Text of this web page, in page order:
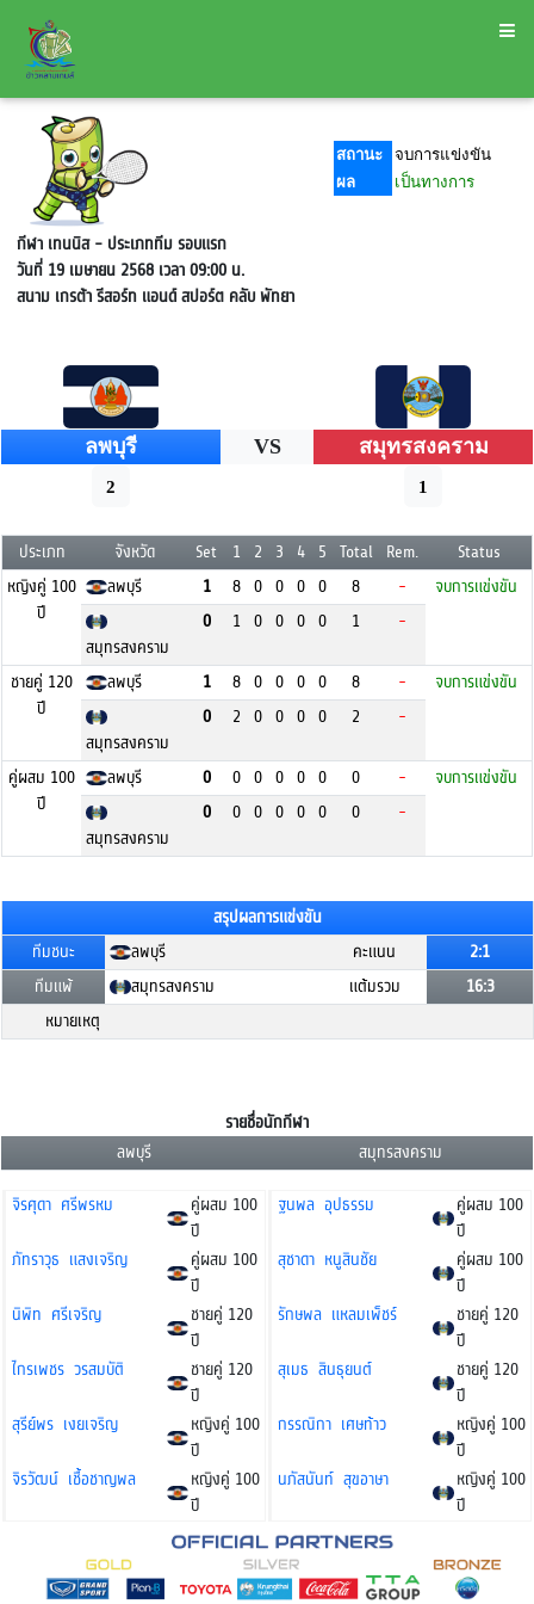
สถานะ
จบการแข่งขัน
ผล
เป็นทางการ
กีฬา เทนนิส - ประเภททีมรอบแรก
วันที่ 19 เมษายน 2568 เวลา 09:00 น.
สนาม เกรต้า รีสอร์ท แอนด์ สปอร์ต คลับ พัทยา
ลพบุรี VS สมุทรสงคราม
2 1
ประเภท จังหวัด Set 1 2 3 4 5 Total Rem.
Status
หญิงคู่ 100
ปี
ลพบุรี 1 8 0 0 0 0 8 - จบการแข่งขัน
สมุทรสงคราม
0 1 0 0 0 0 1 -
ชายคู่ 120
ปี
ลพบุรี 1 8 0 0 0 0 8 - จบการแข่งขัน
สมุทรสงคราม
0 2 0 0 0 0 2 -
คู่ผสม 100
ปี
ลพบุรี 0 0 0 0 0 0 0 - จบการแข่งขัน
สมุทรสงคราม
0 0 0 0 0 0 0 -
สรุปผลการแข่งขัน
ทีมชนะ
ลพบุรี คะแนน
2:1
ทีมแพ้
สมุทรสงคราม แต้มรวม
16:3
หมายเหตุ
รายชื่อนักกีฬา
ลพบุรี
สมุทรสงคราม
จิรศุดา ศรีพรหม
คู่ผสม 100
ปี
ภัทราวุธ แสงเจริญ
คู่ผสม 100
ปี
นิพิท ศรีเจริญ
ชายคู่ 120
ปี
ไกรเพชร วรสมบัติ
ชายคู่ 120
ปี
สุรีย์พร เงยเจริญ
หญิงคู่ 100
ปี
จิรวัฒน์ เชื้อชาญพล
หญิงคู่ 100
ปี
ฐนพล อุปธรรม
คู่ผสม 100
ปี
สุชาดา หนูสินชัย
คู่ผสม 100
ปี
รักษพล แหลมเพ็ชร์
ชายคู่ 120
ปี
สุเมธ สินธุยนต์
ชายคู่ 120
ปี
กรรณิกา เศษท้าว
หญิงคู่ 100
ปี
นภัสนันท์ สุขอาษา
หญิงคู่ 100
ปี